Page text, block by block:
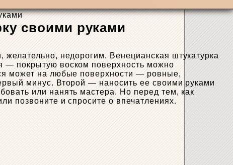
своими руками
недорогим. Венецианская штукатурка
— покрытую воском поверхность можно
может на любые поверхности — ровные,
минус. Второй — наносить ее своими руками
или нанять мастера. Но перед тем, как
позвоните и спросите о впечатлениях.